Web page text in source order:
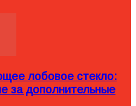
лобовое стекло:
за дополнительные